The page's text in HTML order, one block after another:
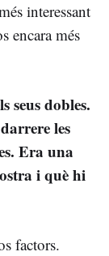
interessant
encara més
seus dobles.
les
Era una
i què hi
factors.